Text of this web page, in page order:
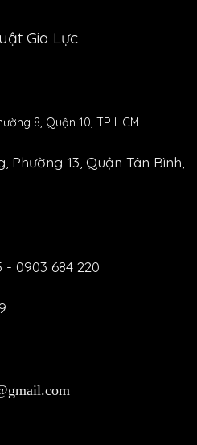
Gia Lực
8, Quận 10, TP HCM
Phường 13, Quận Tân Bình,
- 0903 684 220